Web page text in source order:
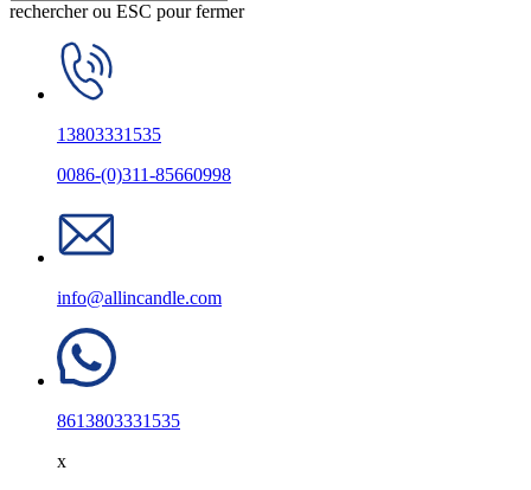
rechercher ou ESC pour fermer
13803331535
0086-(0)311-85660998
info@allincandle.com
8613803331535
x